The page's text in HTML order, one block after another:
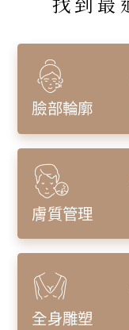
臉部輪廓
膚質管理
全身雕塑